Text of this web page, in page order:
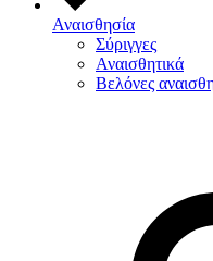
Αναισθησία
Σύριγγες
Αναισθητικά
Βελόνες